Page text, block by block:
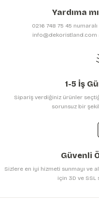
Ürün bilgilerinde hatalar
Yardıma
0216 748 75 45
1-5 İş
Sipariş verdiğiniz ürünler
sorunsuz bir
Güvenli
Sizlere en iyi hizmeti sunmayı ve
için 3D ve SSL